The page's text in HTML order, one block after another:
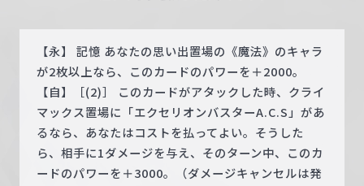
【永】 記憶 あなたの思い出置場の《魔法》のキャラ
が2枚以上なら、このカードのパワーを＋2000。
【自】［(2)］ このカードがアタックした時、クライ
マックス置場に「エクセリオンバスターA.C.S」があ
るなら、あなたはコストを払ってよい。そうした
ら、相手に1ダメージを与え、そのターン中、このカ
ードのパワーを＋3000。（ダメージキャンセルは発